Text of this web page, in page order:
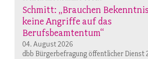
Schmitt: „Brauchen
keine Angriffe auf das
Berufsbeamtentum“
04. August 2026
dbb Bürgerbefragung öffentlicher Dienst